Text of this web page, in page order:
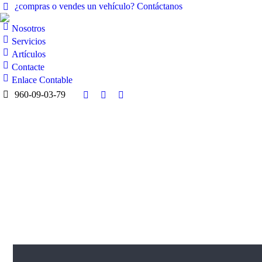
¿compras o vendes un vehículo? Contáctanos
Nosotros
Servicios
Artículos
Contacte
Enlace Contable
960-09-03-79